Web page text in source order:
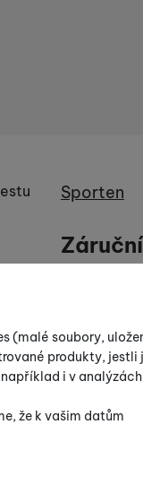
(malé soubory,
produkty, jestli
i v
že k vašim datům
Výrobce
Sporten
Délka
170 cm /
/ 210 cm
S